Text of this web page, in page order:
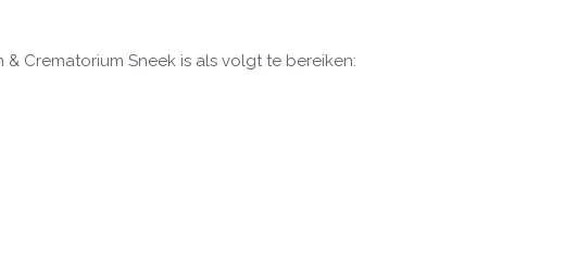
Crematorium Sneek is als volgt te bereiken: